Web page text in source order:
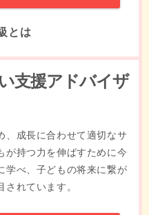
とは
支援アドバイザ
、成長に合わせて適切なサ
が持つ力を伸ばすために今
学べ、子どもの将来に繋が
れています。